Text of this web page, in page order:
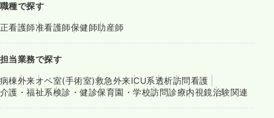
職種で探す
正看護師准看護師保健師助産師
担当業務で探す
病棟外来オペ室(手術室)救急外来ICU系透析訪問看護
介護・福祉系検診・健診保育園・学校訪問診療内視鏡治験関連